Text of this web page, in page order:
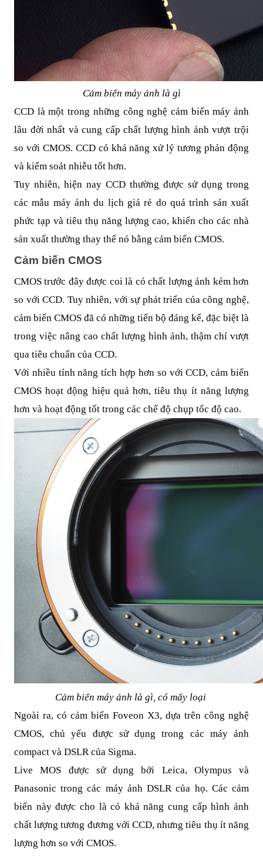
Cảm biến máy ảnh là gì
CCD là một trong những công nghệ cảm biến máy ảnh
lâu đời nhất và cung cấp chất lượng hình ảnh vượt trội
so với CMOS. CCD có khả năng xử lý tương phản động
và kiểm soát nhiễu tốt hơn.
Tuy nhiên, hiện nay CCD thường được sử dụng trong
các mẫu máy ảnh du lịch giá rẻ do quá trình sản xuất
phức tạp và tiêu thụ năng lượng cao, khiến cho các nhà
sản xuất thường thay thế nó bằng cảm biến CMOS.
Cảm biến CMOS
CMOS trước đây được coi là có chất lượng ảnh kém hơn
so với CCD. Tuy nhiên, với sự phát triển của công nghệ,
cảm biến CMOS đã có những tiến bộ đáng kể, đặc biệt là
trong việc nâng cao chất lượng hình ảnh, thậm chí vượt
qua tiêu chuẩn của CCD.
Với nhiều tính năng tích hợp hơn so với CCD, cảm biến
CMOS hoạt động hiệu quả hơn, tiêu thụ ít năng lượng
hơn và hoạt động tốt trong các chế độ chụp tốc độ cao.
Cảm biến máy ảnh là gì, có mấy loại
Ngoài ra, có cảm biến Foveon X3, dựa trên công nghệ
CMOS, chủ yếu được sử dụng trong các máy ảnh
compact và DSLR của Sigma.
Live MOS được sử dụng bởi Leica, Olympus và
Panasonic trong các máy ảnh DSLR của họ. Các cảm
biến này được cho là có khả năng cung cấp hình ảnh
chất lượng tương đương với CCD, nhưng tiêu thụ ít năng
lượng hơn so với CMOS.